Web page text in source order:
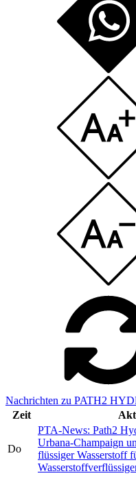
Nachrichten zu PATH2
Zeit
Do
PTA-News: Path2
Urbana-Champaign
flüssiger Wasserstoff